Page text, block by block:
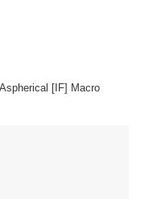
[IF] Macro